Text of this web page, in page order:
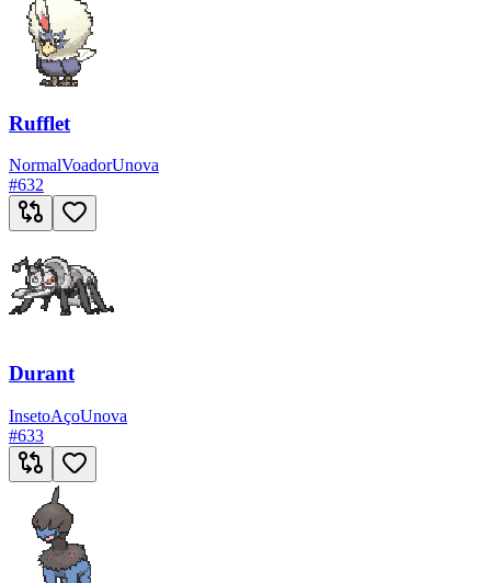
Rufflet
NormalVoadorUnova
#632
Durant
InsetoAçoUnova
#633